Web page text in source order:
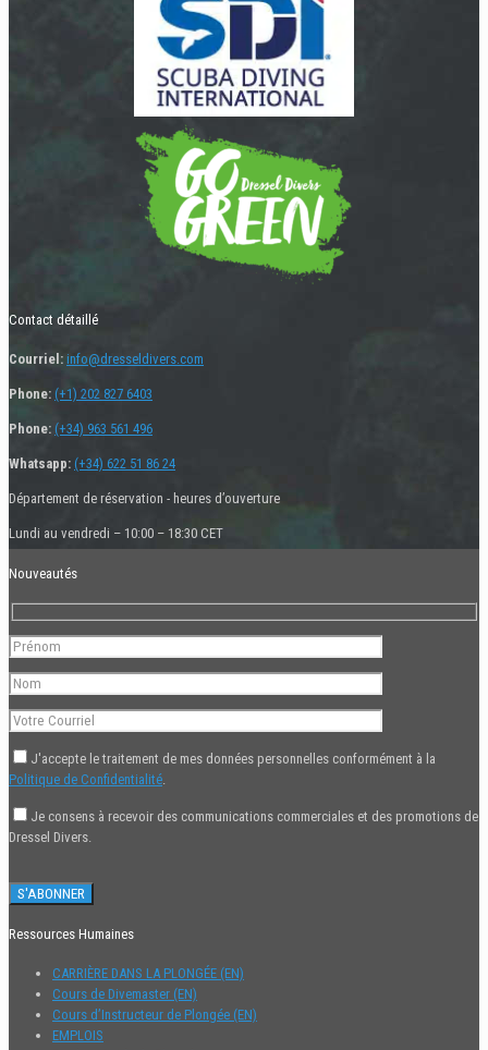
Contact détaillé
Courriel: info@dresseldivers.com
Phone: (+1) 202 827 6403
Phone: (+34) 963 561 496
Whatsapp: (+34) 622 51 86 24
Département de réservation - heures d’ouverture
Lundi au vendredi – 10:00 – 18:30 CET
Nouveautés
J'accepte le traitement de mes données personnelles conformément à la
Politique de Confidentialité.
Je consens à recevoir des communications commerciales et des promotions de
Dressel Divers.
Ressources Humaines
CARRIÈRE DANS LA PLONGÉE (EN)
Cours de Divemaster (EN)
Cours d’Instructeur de Plongée (EN)
EMPLOIS